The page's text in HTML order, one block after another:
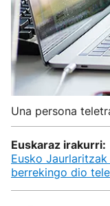
Una persona
Euskaraz irakurri:
Eusko
berrekingo dio